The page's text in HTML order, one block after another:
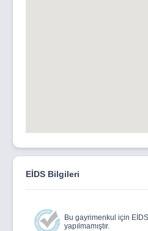
EİDS Bilgileri
Bu gayrimenkul için
yapılmamıştır.